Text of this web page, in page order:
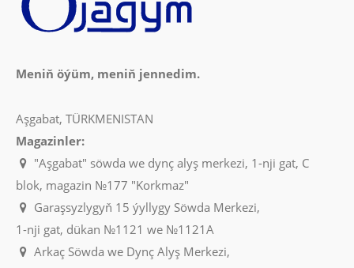
Meniň öýüm, meniň jennedim.
Aşgabat, TÜRKMENISTAN
Magazinler:
"Aşgabat" söwda we dynç alyş merkezi, 1-nji gat, C
blok, magazin №177 "Korkmaz"
Garaşsyzlygyň 15 ýyllygy Söwda Merkezi,
1-nji gat, dükan №1121 we №1121A
Arkaç Söwda we Dynç Alyş Merkezi,